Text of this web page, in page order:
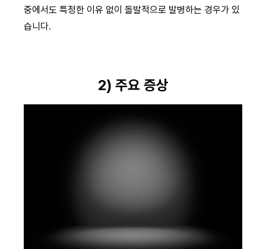
중에서도 특정한 이유 없이 돌발적으로 발병하는 경우가 있
습니다.
2) 주요 증상